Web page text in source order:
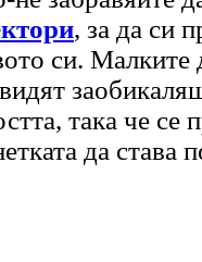
, за да си
си. Малките
така че се
да става